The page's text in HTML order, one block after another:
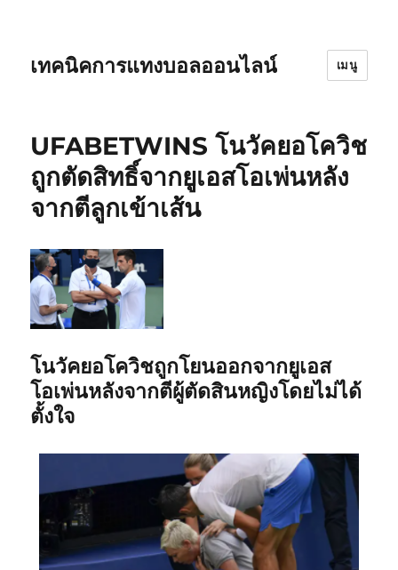
เทคนิคการแทงบอลออนไลน์ เมนู
UFABETWINS โนวัคยอโควิช
ถูกตัดสิทธิ์จากยูเอสโอเพ่นหลัง
จากตีลูกเข้าเส้น
โนวัคยอโควิชถูกโยนออกจากยูเอส
โอเพ่นหลังจากตีผู้ตัดสินหญิงโดยไม่ได้
ตั้งใจ